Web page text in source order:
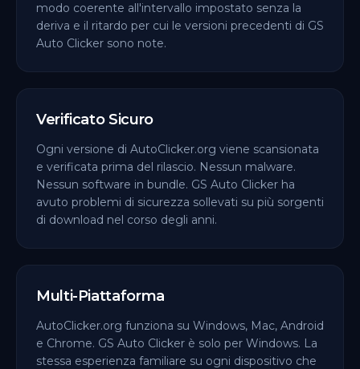
modo coerente all'intervallo impostato senza la
deriva e il ritardo per cui le versioni precedenti di GS
Auto Clicker sono note.
Verificato Sicuro
Ogni versione di AutoClicker.org viene scansionata
e verificata prima del rilascio. Nessun malware.
Nessun software in bundle. GS Auto Clicker ha
avuto problemi di sicurezza sollevati su più sorgenti
di download nel corso degli anni.
Multi-Piattaforma
AutoClicker.org funziona su Windows, Mac, Android
e Chrome. GS Auto Clicker è solo per Windows. La
stessa esperienza familiare su ogni dispositivo che